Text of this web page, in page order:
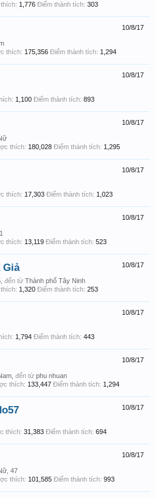
1,776 Điểm thành tích: 303
10/8/17
thích: 175,356 Điểm thành tích: 1,294
10/8/17
1,100 Điểm thành tích: 893
10/8/17
thích: 180,028 Điểm thành tích: 1,295
10/8/17
thích: 17,303 Điểm thành tích: 1,023
10/8/17
thích: 13,119 Điểm thành tích: 523
10/8/17
Giả
đến từ Thành phố Tây Ninh
1,320 Điểm thành tích: 253
10/8/17
1,794 Điểm thành tích: 443
10/8/17
đến từ phu nhuan
thích: 133,447 Điểm thành tích: 1,294
10/8/17
thích: 31,383 Điểm thành tích: 694
10/8/17
47
thích: 101,585 Điểm thành tích: 993